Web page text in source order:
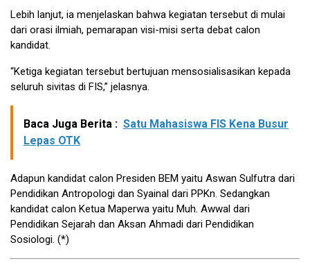
Lebih lanjut, ia menjelaskan bahwa kegiatan tersebut di mulai
dari orasi ilmiah, pemarapan visi-misi serta debat calon
kandidat.
“Ketiga kegiatan tersebut bertujuan mensosialisasikan kepada
seluruh sivitas di FIS,” jelasnya.
Baca Juga Berita : Satu Mahasiswa FIS Kena Busur
Lepas OTK
Adapun kandidat calon Presiden BEM yaitu Aswan Sulfutra dari
Pendidikan Antropologi dan Syainal dari PPKn. Sedangkan
kandidat calon Ketua Maperwa yaitu Muh. Awwal dari
Pendidikan Sejarah dan Aksan Ahmadi dari Pendidikan
Sosiologi. (*)